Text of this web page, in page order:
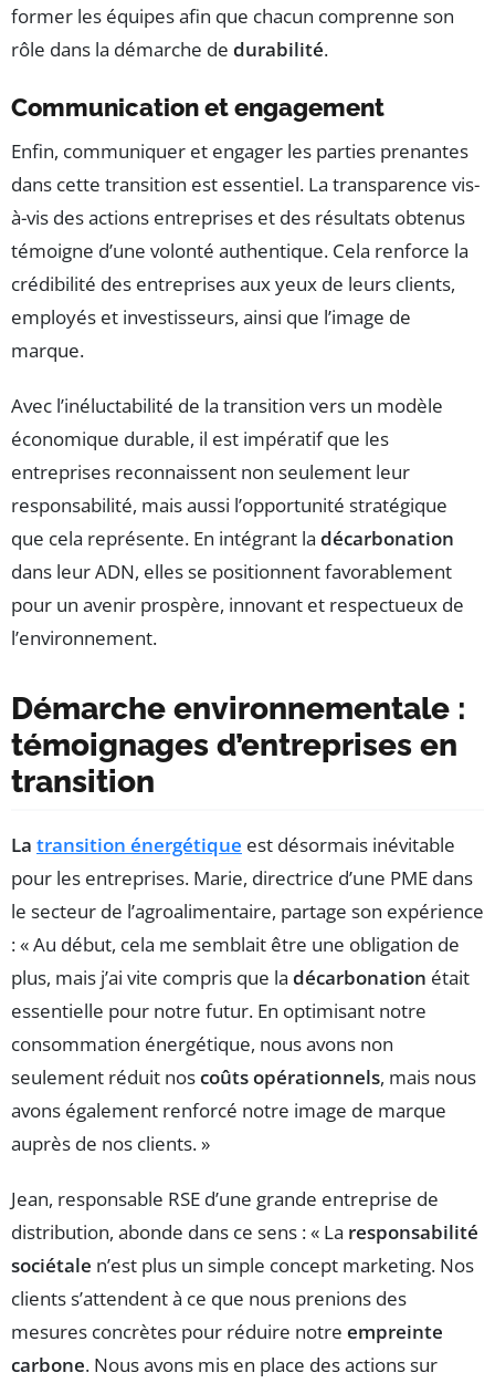
former les équipes afin que chacun comprenne son
rôle dans la démarche de durabilité.
Communication et engagement
Enfin, communiquer et engager les parties prenantes
dans cette transition est essentiel. La transparence vis-
à-vis des actions entreprises et des résultats obtenus
témoigne d’une volonté authentique. Cela renforce la
crédibilité des entreprises aux yeux de leurs clients,
employés et investisseurs, ainsi que l’image de
marque.
Avec l’inéluctabilité de la transition vers un modèle
économique durable, il est impératif que les
entreprises reconnaissent non seulement leur
responsabilité, mais aussi l’opportunité stratégique
que cela représente. En intégrant la décarbonation
dans leur ADN, elles se positionnent favorablement
pour un avenir prospère, innovant et respectueux de
l’environnement.
Démarche environnementale :
témoignages d’entreprises en
transition
La transition énergétique est désormais inévitable
pour les entreprises. Marie, directrice d’une PME dans
le secteur de l’agroalimentaire, partage son expérience
: « Au début, cela me semblait être une obligation de
plus, mais j’ai vite compris que la décarbonation était
essentielle pour notre futur. En optimisant notre
consommation énergétique, nous avons non
seulement réduit noscoûts opérationnels, mais nous
avons également renforcé notre image de marque
auprès de nos clients. »
Jean, responsable RSE d’une grande entreprise de
distribution, abonde dans ce sens : « La responsabilité
sociétale n’est plus un simple concept marketing. Nos
clients s’attendent à ce que nous prenions des
mesures concrètes pour réduire notre empreinte
carbone. Nous avons mis en place des actions sur